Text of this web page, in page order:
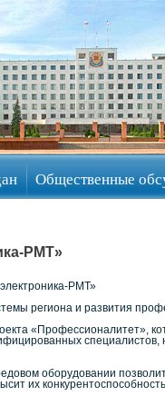
Общественные
РМТ»
РМТ»
региона и развития
«Профессионалитет»,
оборудовании
их